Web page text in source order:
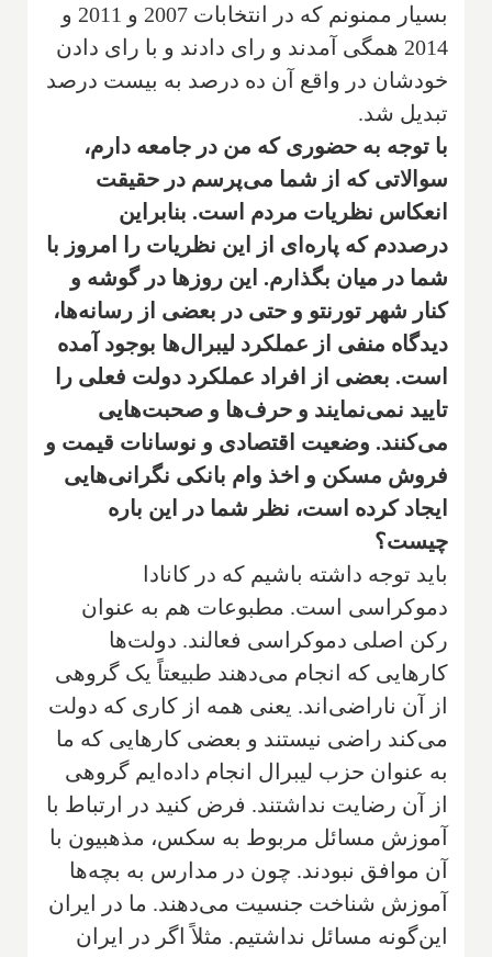
بسیار ممنونم که در انتخابات 2007 و 2011 و
2014 همگی آمدند و رای دادند و با رای دادن
خودشان در واقع آن ده درصد به بیست درصد
تبدیل شد.
با توجه به حضوری که من در جامعه دارم،
سوالاتی که از شما می‌پرسم در حقیقت
انعکاس نظریات مردم است. بنابراین
درصددم که پاره‌ای از این نظریات را امروز با
شما در میان بگذارم. این روزها در گوشه و
کنار شهر تورنتو و حتی در بعضی از رسانه‌ها،
دیدگاه منفی از عملکرد لیبرال‌ها بوجود آمده
است. بعضی از افراد عملکرد دولت فعلی را
تایید نمی‌نمایند و حرف‌ها و صحبت‌هایی
می‌کنند. وضعیت اقتصادی و نوسانات قیمت و
فروش مسکن و اخذ وام بانکی نگرانی‌هایی
ایجاد کرده است، نظر شما در این باره
چیست؟
باید توجه داشته باشیم که در کانادا
دموکراسی است. مطبوعات هم به عنوان
رکن اصلی دموکراسی فعالند. دولت‌ها
کارهایی که انجام می‌دهند طبیعتاً یک گروهی
از آن ناراضی‌اند. یعنی همه از کاری که دولت
می‌کند راضی نیستند و بعضی کارهایی که ما
به عنوان حزب لیبرال انجام داده‌ایم گروهی
از آن رضایت نداشتند. فرض کنید در ارتباط با
آموزش مسائل مربوط به سکس، مذهبیون با
آن موافق نبودند. چون در مدارس به بچه‌ها
آموزش شناخت جنسیت می‌دهند. ما در ایران
این‌گونه مسائل نداشتیم‌. مثلاً اگر در ایران